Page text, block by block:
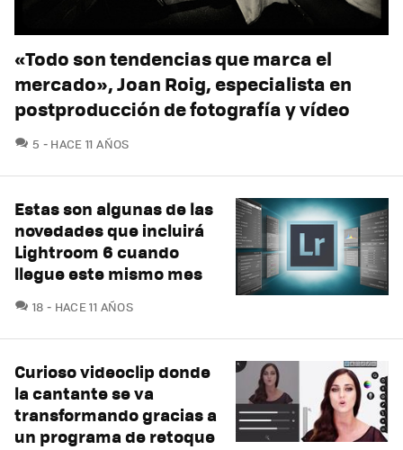
«Todo son tendencias que marca el
mercado», Joan Roig, especialista en
postproducción de fotografía y vídeo
5 COMENTARIOS
HACE 11 AÑOS
Estas son algunas de las
novedades que incluirá
Lightroom 6 cuando
llegue este mismo mes
18 COMENTARIOS
HACE 11 AÑOS
Curioso videoclip donde
la cantante se va
transformando gracias a
un programa de retoque